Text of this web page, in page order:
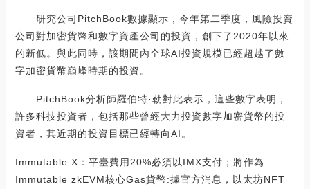
研究公司PitchBook數據顯示，今年第二季度，風險投資
公司對加密貨幣和數字資產公司的投資，創下了2020年以來
的新低。與此同時，該期間內全球AI投資規模已經超越了數
字加密貨幣巔峰時期的投資。
PitchBook分析師羅伯特·勒對此表示，這些數字表明，
許多科技投資者，包括那些曾經大力投資數字加密貨幣的投
資者，其近期的投資目標已經轉向AI。
Immutable X：平臺費用20%必須以IMX支付；將作為
Immutable zkEVM核心Gas貨幣:據官方消息，以太坊NFT